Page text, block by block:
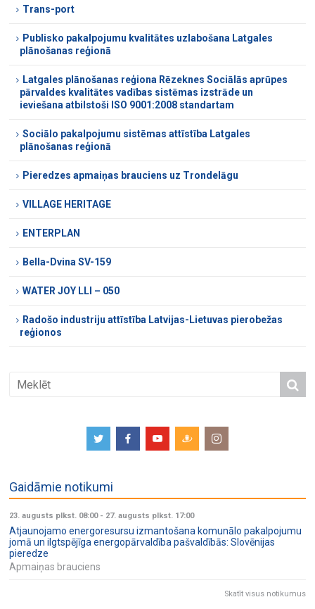
Trans-port
Publisko pakalpojumu kvalitātes uzlabošana Latgales
plānošanas reģionā
Latgales plānošanas reģiona Rēzeknes Sociālās aprūpes
pārvaldes kvalitātes vadības sistēmas izstrāde un
ieviešana atbilstoši ISO 9001:2008 standartam
Sociālo pakalpojumu sistēmas attīstība Latgales
plānošanas reģionā
Pieredzes apmaiņas brauciens uz Trondelāgu
VILLAGE HERITAGE
ENTERPLAN
Bella-Dvina SV-159
WATER JOY LLI – 050
Radošo industriju attīstība Latvijas-Lietuvas pierobežas
reģionos
Gaidāmie notikumi
23. augusts plkst. 08:00- 27. augusts plkst. 17:00
Atjaunojamo energoresursu izmantošana komunālo pakalpojumu
jomā un ilgtspējīga energopārvaldība pašvaldībās: Slovēnijas
pieredze
Apmaiņas brauciens
Skatīt visus notikumus